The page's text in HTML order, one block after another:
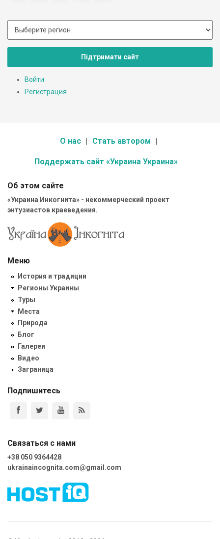
Підтримати сайт
Войти
Регистрация
О нас Стать автором
Поддержать сайт «Украина Украина»
Об этом сайте
«Украина Инкогнита» - некоммерческий проект
энтузиастов краеведения.
Меню
История и традиции
Регионы Украины
Туры
Места
Природа
Блог
Галереи
Видео
Заграница
Подпишитесь
Связаться с нами
+38 050 9364428
ukrainaincognita.com@gmail.com